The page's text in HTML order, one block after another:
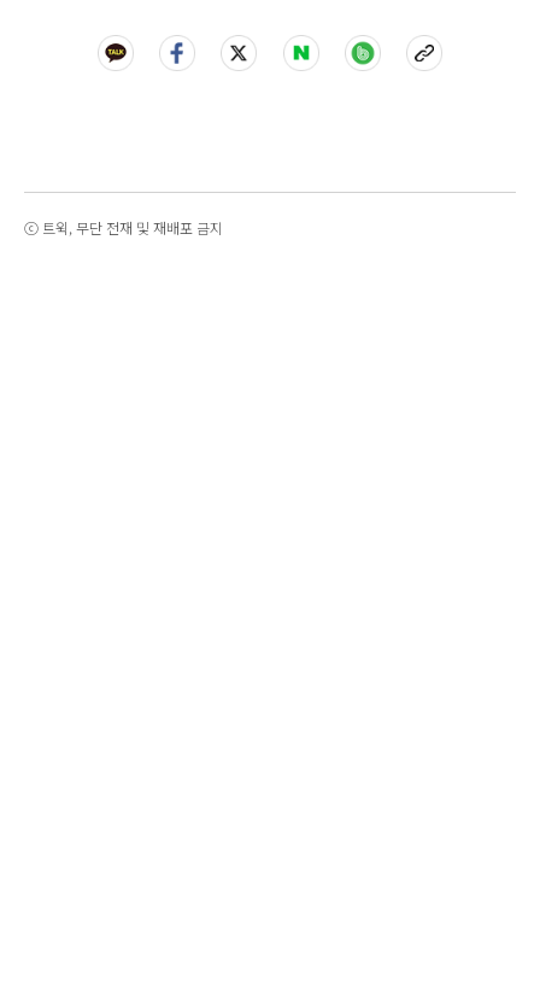
ⓒ 트윅, 무단 전재 및 재배포 금지